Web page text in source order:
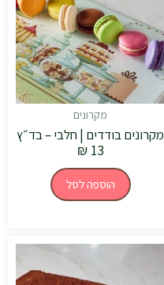
מקרונים
מקרונים בודדים | חלבי – בד״ץ
₪13
הוספה לסל